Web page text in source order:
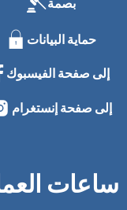
حماية البيانات
إلى صفحة الفيسبوك
إلى صفحة إنستغرام
ساعات